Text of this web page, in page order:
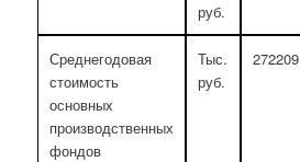
руб.
Среднегодовая
стоимость
основных
производственных
фондов
Тыс.
руб.
272209